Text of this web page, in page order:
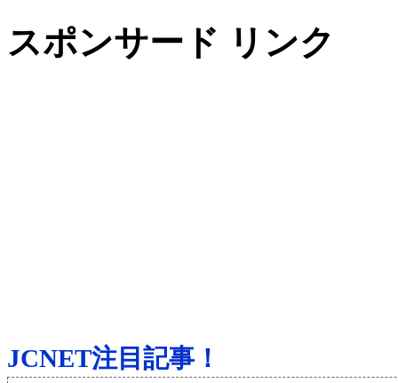
スポンサード リンク
JCNET注目記事！